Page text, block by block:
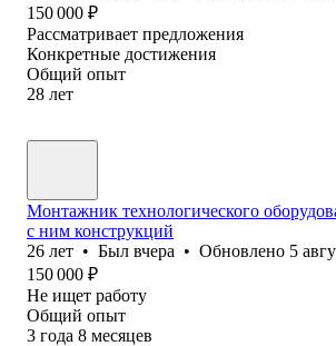
150 000 ₽
Рассматривает предложения
Конкретные достижения
Общий опыт
28 лет
Монтажник технологического
с ним конструкций
26 лет • Был вчера • Обновлено 5
150 000 ₽
Не ищет работу
Общий опыт
3 года 8 месяцев